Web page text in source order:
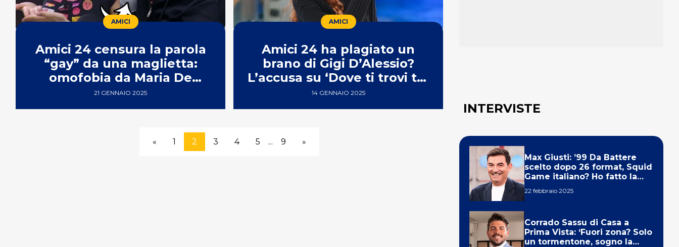
AMICI
Amici 24 censura la parola
“gay” da una maglietta:
omofobia da Maria De
Filippi?
21 GENNAIO 2025
AMICI
Amici 24 ha plagiato un
brano di Gigi D’Alessio?
L’accusa su ‘Dove ti trovi tu’
di Antonia
14 GENNAIO 2025
« 1 2 3 4 5 ... 9 »
INTERVISTE
Max Giusti: ’99 Da Battere
scelto dopo 26 format, Squid
Game italiano? Ho fatto la
22 febbraio 2025
Corrado Sassu di Casa a
Prima Vista: ‘Fuori zona? Solo
un tormentone, sogno la